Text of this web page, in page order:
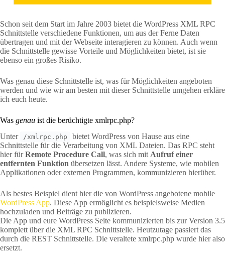
Schon seit dem Start im Jahre 2003 bietet die WordPress XML RPC
Schnittstelle verschiedene Funktionen, um aus der Ferne Daten
übertragen und mit der Webseite interagieren zu können. Auch wenn
die Schnittstelle gewisse Vorteile und Möglichkeiten bietet, ist sie
ebenso ein großes Risiko.
Was genau diese Schnittstelle ist, was für Möglichkeiten angeboten
werden und wie wir am besten mit dieser Schnittstelle umgehen erkläre
ich euch heute.
Was genau ist die berüchtigte xmlrpc.php?
Unter
/xmlrpc.php
bietet WordPress von Hause aus eine
Schnittstelle für die Verarbeitung von XML Dateien. Das RPC steht
hier fürRemote Procedure Call, was sich mitAufruf einer
entfernten Funktion übersetzen lässt. Andere Systeme, wie mobilen
Applikationen oder externen Programmen, kommunizieren hierüber.
Als bestes Beispiel dient hier die von WordPress angebotene mobile
WordPress App. Diese App ermöglicht es beispielsweise Medien
hochzuladen und Beiträge zu publizieren.
Die App und eure WordPress Seite kommunizierten bis zur Version 3.5
komplett über die XML RPC Schnittstelle. Heutzutage passiert das
durch die REST Schnittstelle. Die veraltete xmlrpc.php wurde hier also
ersetzt.